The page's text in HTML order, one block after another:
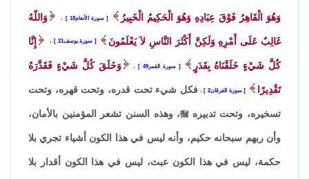
وَهُوَ الْقَاهِرُ فَوْقَ عِبَادِهِ وَهُوَ الْحَكِيمُ الْخَبِيرُ سورة الأنعام18 ، وَاللّهُ
غَالِبٌ عَلَى أَمْرِهِ وَلَكِنَّ أَكْثَرَ النَّاسِ لاَ يَعْلَمُونَ سورة يوسف21 ، إِنَّا
كُلَّ شَيْءٍ خَلَقْنَاهُ بِقَدَرٍ سورة القمر49 ، وَخَلَقَ كُلَّ شَيْءٍ فَقَدَّرَهُ
تَقْدِيرًا سورة الفرقان2 ، فكل شيء تحت قدره، وتحت قهره، وتحت
تسخيره، وتحت تدبيره، وهذه السنن تشعر المؤمنين بالأمان،
وأن ربهم سبحانه حكيم، وأنه ليس في هذا الكون أشياء تجري بلا
حكمة، ليس في هذا الكون عبث، ليس في هذا الكون أقدار بلا